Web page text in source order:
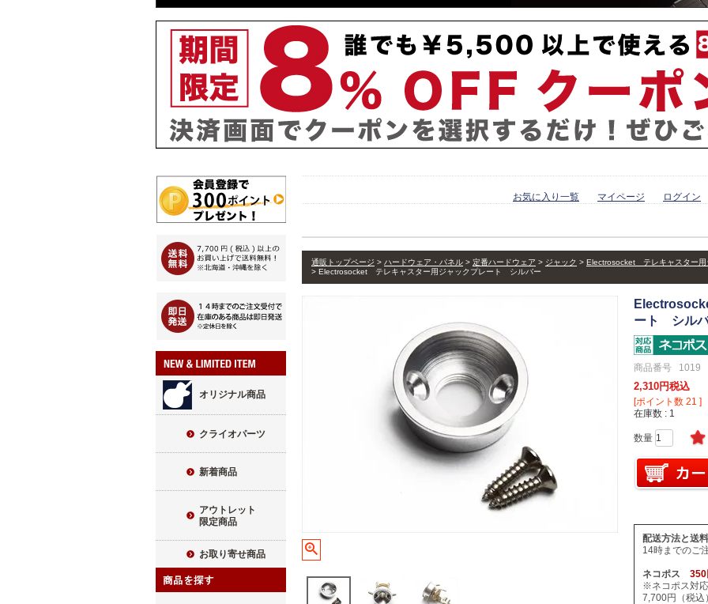
オリジナル商品
クライオパーツ
新着商品
アウトレット
限定商品
お取り寄せ商品
お気に入り一覧 マイページ ログイン
通販トップページ ハードウェア・パネル 定番ハードウェア ジャック
Electrosocket テレキャスター用
Electrosocket テレキャスター用ジャックプレート シルバー
ート シル
商品番号 1019
2,310 税込
[ポイント数 21 ]
在庫数
1
配送方法と送料
14時までのご
ネコポス 350
※ネコポス対
7,700円（税込